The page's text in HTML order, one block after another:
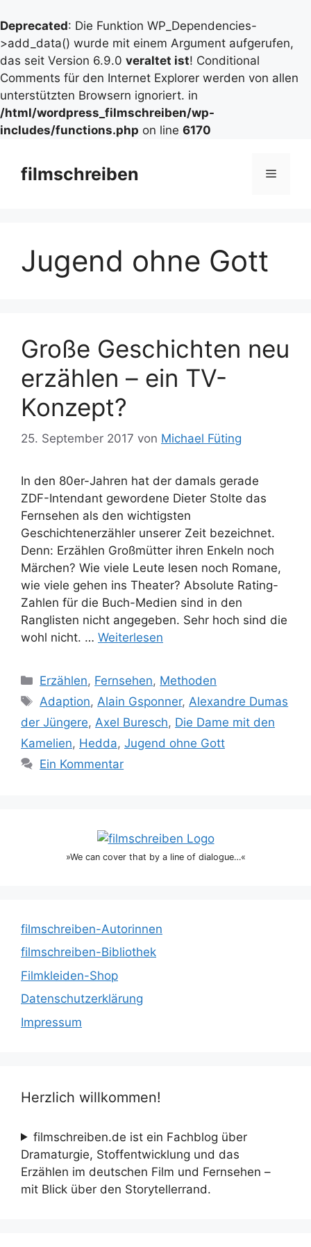
Deprecated: Die Funktion WP_Dependencies-
>add_data() wurde mit einem Argument aufgerufen,
das seit Version 6.9.0 veraltet ist! Conditional
Comments für den Internet Explorer werden von allen
unterstützten Browsern ignoriert. in
/html/wordpress_filmschreiben/wp-
includes/functions.php on line 6170
Inhalt
springen
filmschreiben Menü
Jugend ohne Gott
Große Geschichten neu
erzählen – ein TV-
Konzept?
25. September 2017 von Michael Füting
In den 80er-Jahren hat der damals gerade
ZDF-Intendant gewordene Dieter Stolte das
Fernsehen als den wichtigsten
Geschichtenerzähler unserer Zeit bezeichnet.
Denn: Erzählen Großmütter ihren Enkeln noch
Märchen? Wie viele Leute lesen noch Romane,
wie viele gehen ins Theater? Absolute Rating-
Zahlen für die Buch-Medien sind in den
Ranglisten nicht angegeben. Sehr hoch sind die
wohl nicht. … Weiterlesen
Kategorien
Erzählen, Fernsehen, Methoden
Schlagwörter
Adaption, Alain Gsponner, Alexandre Dumas
der Jüngere, Axel Buresch, Die Dame mit den
Kamelien, Hedda, Jugend ohne Gott
Ein Kommentar
»We can cover that by a line of dialogue…«
filmschreiben-Autorinnen
filmschreiben-Bibliothek
Filmkleiden-Shop
Datenschutzerklärung
Impressum
Herzlich willkommen!
filmschreiben.de ist ein Fachblog über
Dramaturgie, Stoffentwicklung und das
Erzählen im deutschen Film und Fernsehen –
mit Blick über den Storytellerrand.